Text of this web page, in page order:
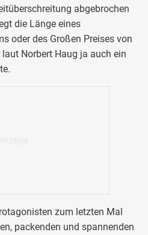
abgebrochen
die Länge eines
oder des Großen Preises von
Norbert Haug ja auch ein
zum letzten Mal
packenden und spannenden